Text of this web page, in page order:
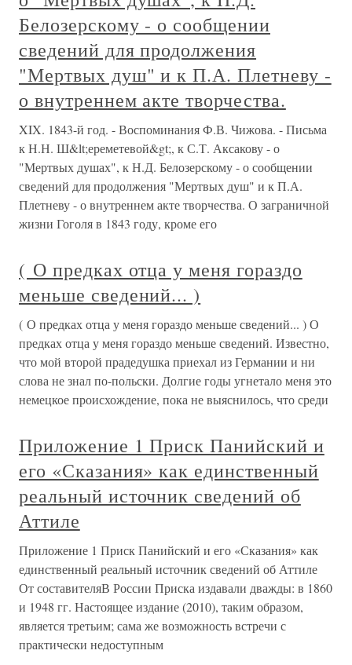
Белозерскому - о сообщении
сведений для продолжения
"Мертвых душ" и к П.А. Плетневу -
о внутреннем акте творчества.
XIX. 1843-й год. - Воспоминания Ф.В. Чижова. - Письма
к Н.Н. Ш&lt;ереметевой&gt;, к С.Т. Аксакову - о
"Мертвых душах", к Н.Д. Белозерскому - о сообщении
сведений для продолжения "Мертвых душ" и к П.А.
Плетневу - о внутреннем акте творчества. О заграничной
жизни Гоголя в 1843 году, кроме его
( О предках отца у меня гораздо
меньше сведений... )
( О предках отца у меня гораздо меньше сведений... ) О
предках отца у меня гораздо меньше сведений. Известно,
что мой второй прадедушка приехал из Германии и ни
слова не знал по-польски. Долгие годы угнетало меня это
немецкое происхождение, пока не выяснилось, что среди
Приложение 1 Приск Панийский и
его «Сказания» как единственный
реальный источник сведений об
Аттиле
Приложение 1 Приск Панийский и его «Сказания» как
единственный реальный источник сведений об Аттиле
От составителяВ России Приска издавали дважды: в 1860
и 1948 гг. Настоящее издание (2010), таким образом,
является третьим; сама же возможность встречи с
практически недоступным